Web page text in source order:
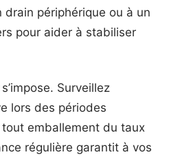
drain périphérique ou à un
pour aider à stabiliser
Surveillez
lors des périodes
emballement du taux
régulière garantit à vos